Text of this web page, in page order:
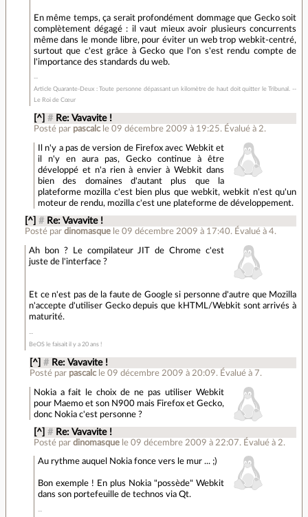
En même temps, ça serait profondément dommage que Gecko soit
complètement dégagé : il vaut mieux avoir plusieurs concurrents
même dans le monde libre, pour éviter un web trop webkit-centré,
surtout que c'est grâce à Gecko que l'on s'est rendu compte de
l'importance des standards du web.
Article Quarante-Deux : Toute personne dépassant un kilomètre de haut doit quitter le Tribunal. --
Le Roi de Cœur
[^] # Re: Vavavite !
Posté par pascalc le 09 décembre 2009 à 19:25.Évalué à 2.
Il n'y a pas de version de Firefox avec Webkit et
il n'y en aura pas, Gecko continue à être
développé et n'a rien à envier à Webkit dans
bien des domaines d'autant plus que la
plateforme mozilla c'est bien plus que webkit, webkit n'est qu'un
moteur de rendu, mozilla c'est une plateforme de développement.
[^] # Re: Vavavite !
Posté pardinomasque le 09 décembre 2009 à 17:40. Évalué à4.
Ah bon ? Le compilateur JIT de Chrome c'est
juste de l'interface ?
Et ce n'est pas de la faute de Google si personne d'autre que Mozilla
n'accepte d'utiliser Gecko depuis que kHTML/Webkit sont arrivés à
maturité.
BeOS le faisait il y a 20 ans !
[^] # Re: Vavavite !
Posté par pascalc le 09 décembre 2009 à 20:09. Évalué à 7.
Nokia a fait le choix de ne pas utiliser Webkit
pour Maemo et son N900 mais Firefox et Gecko,
donc Nokia c'est personne ?
[^] # Re: Vavavite !
Posté par dinomasque le 09 décembre 2009 à 22:07. Évalué à 2.
Au rythme auquel Nokia fonce vers le mur ... ;)
Bon exemple ! En plus Nokia "possède" Webkit
dans son portefeuille de technos via Qt.